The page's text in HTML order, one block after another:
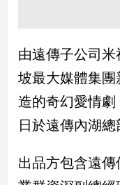
政
治
政
治
焦
品
由遠傳子公司
坡最大媒體集
造的奇幻愛情
日於遠傳內湖總
出品方包含遠